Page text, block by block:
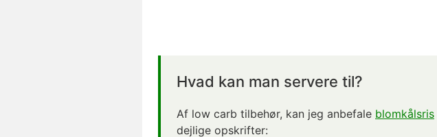
Hvad kan man servere til?
Af low carb tilbehør, kan jeg anbefale blomkålsris
dejlige opskrifter: